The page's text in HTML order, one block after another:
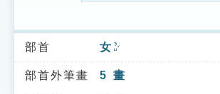
索引選單
知識索引
部首 女 ㄋㄩˇ
部首外筆畫 5 畫